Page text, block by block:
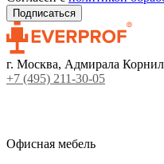
г. Москва, Адмирала
+7 (495) 211-30-05
Офисная мебель